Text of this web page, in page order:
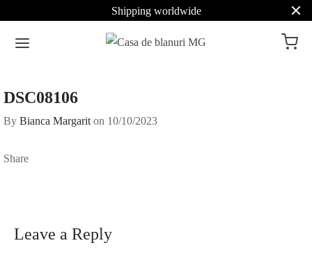
Shipping worldwide
DSC08106
By Bianca Margarit on 10/10/2023
Share
Leave a Reply